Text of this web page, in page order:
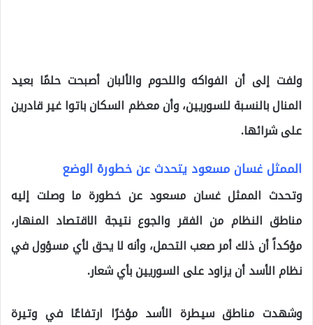
ولفت إلى أن الفواكه واللحوم والألبان أصبحت حلمًا بعيد
المنال بالنسبة للسوريين، وأن معظم السكان باتوا غير قادرين
على شرائها.
الممثل غسان مسعود يتحدث عن خطورة الوضع
وتحدث الممثل غسان مسعود عن خطورة ما وصلت إليه
مناطق النظام من الفقر والجوع نتيجة الاقتصاد المنهار،
مؤكداً أن ذلك أمر صعب التحمل، وأنه لا يحق لأي مسؤول في
نظام الأسد أن يزاود على السوريين بأي شعار.
وشهدت مناطق سيطرة الأسد مؤخرًا ارتفاعًا في وتيرة